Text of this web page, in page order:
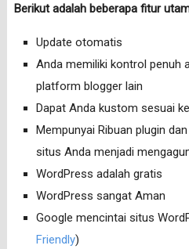
Berikut adalah beberapa fitur
Update otomatis
Anda memiliki kontrol penuh
platform blogger lain
Dapat Anda kustom sesuai
Mempunyai Ribuan plugin
situs Anda menjadi
WordPress adalah gratis
WordPress sangat Aman
Google mencintai situs
Friendly)